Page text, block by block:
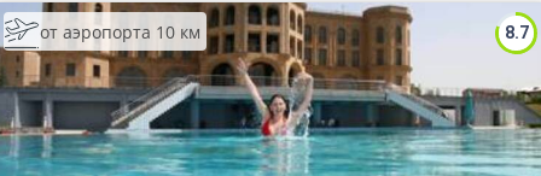
8.7
от аэропорта 10 км